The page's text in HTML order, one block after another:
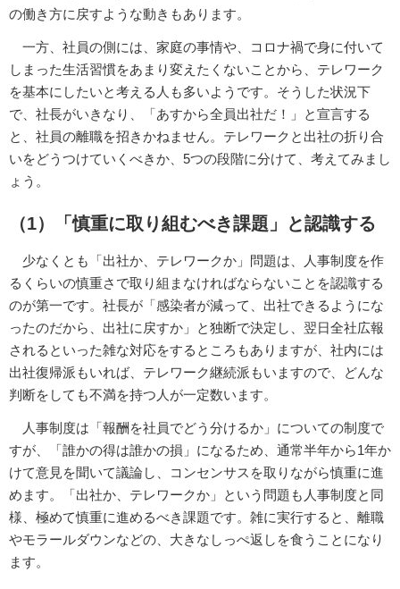
の働き方に戻すような動きもあります。
一方、社員の側には、家庭の事情や、コロナ禍で身に付いて
しまった生活習慣をあまり変えたくないことから、テレワーク
を基本にしたいと考える人も多いようです。そうした状況下
で、社長がいきなり、「あすから全員出社だ！」と宣言する
と、社員の離職を招きかねません。テレワークと出社の折り合
いをどうつけていくべきか、5つの段階に分けて、考えてみまし
ょう。
（1）「慎重に取り組むべき課題」と認識する
少なくとも「出社か、テレワークか」問題は、人事制度を作
るくらいの慎重さで取り組まなければならないことを認識する
のが第一です。社長が「感染者が減って、出社できるようにな
ったのだから、出社に戻すか」と独断で決定し、翌日全社広報
されるといった雑な対応をするところもありますが、社内には
出社復帰派もいれば、テレワーク継続派もいますので、どんな
判断をしても不満を持つ人が一定数います。
人事制度は「報酬を社員でどう分けるか」についての制度で
すが、「誰かの得は誰かの損」になるため、通常半年から1年か
けて意見を聞いて議論し、コンセンサスを取りながら慎重に進
めます。「出社か、テレワークか」という問題も人事制度と同
様、極めて慎重に進めるべき課題です。雑に実行すると、離職
やモラールダウンなどの、大きなしっぺ返しを食うことになり
ます。